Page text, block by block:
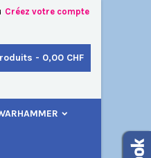
Créez votre compte
- 0,00 CHF